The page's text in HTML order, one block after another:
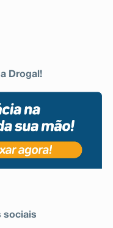
Drogal!
sociais